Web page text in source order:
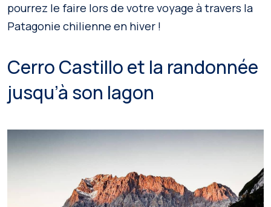
pourrez le faire lors de votre voyage à travers la
Patagonie chilienne en hiver !
Cerro Castillo et la randonnée
jusqu’à son lagon